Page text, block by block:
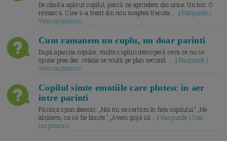
De când a apărut copilul, parcă ne aprindem din orice. Un ton. O
remarcă. Cine s-a trezit din nou noaptea trecuta.... |Raspunde |
Vezi raspunsuri
Cum ramanem un cuplu, nu doar parinti
După apariția copiilor, multe cupluri descoperă ceva ce nu se
spune prea des: relația se mută pe plan secund. ... |Raspunde |
Vezi raspunsuri
Copilul simte emotiile care plutesc in aer
intre parinti
Părinții spun deseori: „Noi nu ne certăm în fața copilului.” „Ne
abținem, ca să fie liniște.” „Avem grijă să... | Raspunde | Vezi
raspunsuri